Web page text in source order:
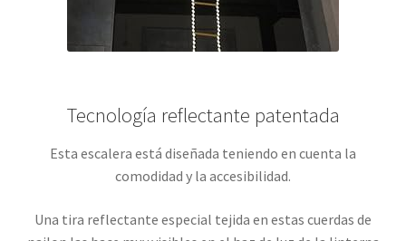
Tecnología reflectante patentada
Esta escalera está diseñada teniendo en cuenta la
comodidad y la accesibilidad.
Una tira reflectante especial tejida en estas cuerdas de